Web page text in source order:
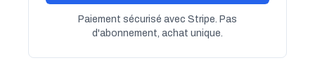
Paiement sécurisé avec Stripe. Pas
d'abonnement, achat unique.